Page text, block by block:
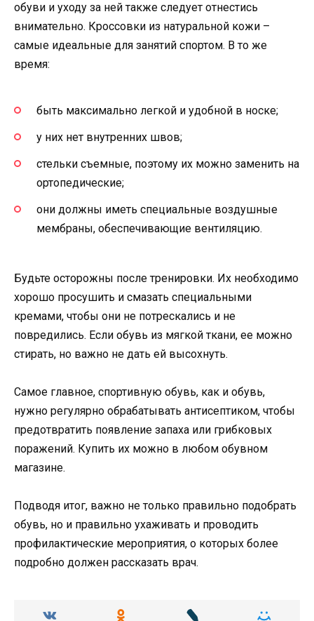
обуви и уходу за ней также следует отнестись
внимательно. Кроссовки из натуральной кожи –
самые идеальные для занятий спортом. В то же
время:
быть максимально легкой и удобной в носке;
у них нет внутренних швов;
стельки съемные, поэтому их можно заменить на
ортопедические;
они должны иметь специальные воздушные
мембраны, обеспечивающие вентиляцию.
Будьте осторожны после тренировки. Их необходимо
хорошо просушить и смазать специальными
кремами, чтобы они не потрескались и не
повредились. Если обувь из мягкой ткани, ее можно
стирать, но важно не дать ей высохнуть.
Самое главное, спортивную обувь, как и обувь,
нужно регулярно обрабатывать антисептиком, чтобы
предотвратить появление запаха или грибковых
поражений. Купить их можно в любом обувном
магазине.
Подводя итог, важно не только правильно подобрать
обувь, но и правильно ухаживать и проводить
профилактические мероприятия, о которых более
подробно должен рассказать врач.